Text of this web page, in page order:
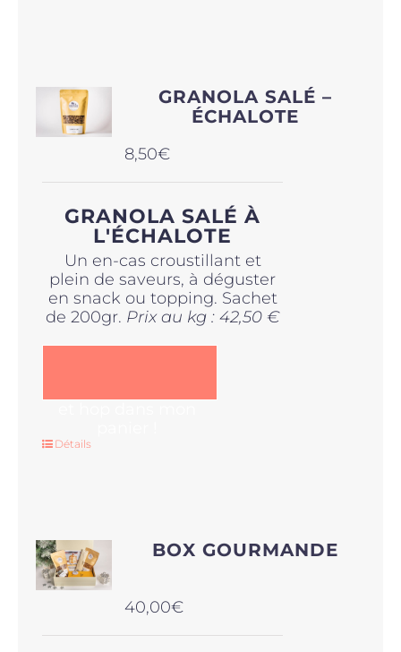
GRANOLA SALÉ –
ÉCHALOTE
8,50€
GRANOLA SALÉ À
L'ÉCHALOTE
Un en-cas croustillant et
plein de saveurs, à déguster
en snack ou topping. Sachet
de 200gr. Prix au kg : 42,50 €
Détails
BOX GOURMANDE
40,00€